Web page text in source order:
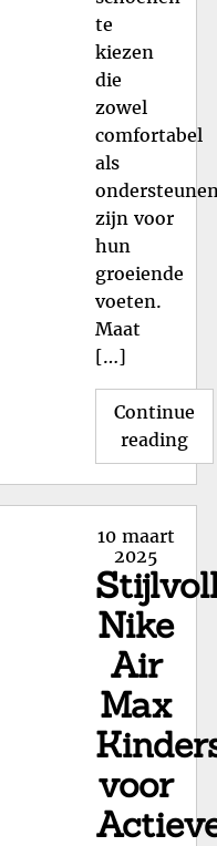
te
kiezen
die
zowel
comfortabel
als
zijn voor
hun
groeiende
voeten.
Maat
[…]
Continue
reading
Posted
on
10 maart
2025
Nike
Air
Max
voor